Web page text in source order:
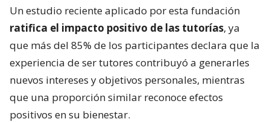
Un estudio reciente aplicado por esta fundación
ratifica el impacto positivo de las tutorías, ya
que más del 85% de los participantes declara que la
experiencia de ser tutores contribuyó a generarles
nuevos intereses y objetivos personales, mientras
que una proporción similar reconoce efectos
positivos en su bienestar.